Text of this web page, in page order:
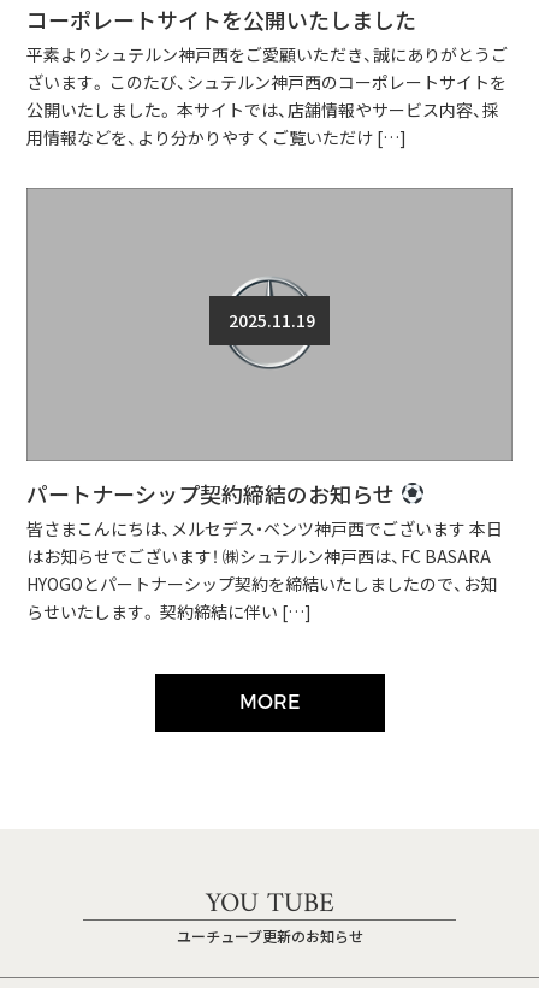
コーポレートサイトを公開いたしました
平素よりシュテルン神戸西をご愛顧いただき、誠にありがとうご
ざいます。 このたび、シュテルン神戸西のコーポレートサイトを
公開いたしました。 本サイトでは、店舗情報やサービス内容、採
用情報などを、より分かりやすくご覧いただけ […]
2025.11.19
パートナーシップ契約締結のお知らせ
皆さまこんにちは、メルセデス・ベンツ神戸西でございます 本日
はお知らせでございます！ ㈱シュテルン神戸西は、FC BASARA
HYOGOとパートナーシップ契約を締結いたしましたので、お知
らせいたします。 契約締結に伴い […]
MORE
YOU TUBE
ユーチューブ更新のお知らせ